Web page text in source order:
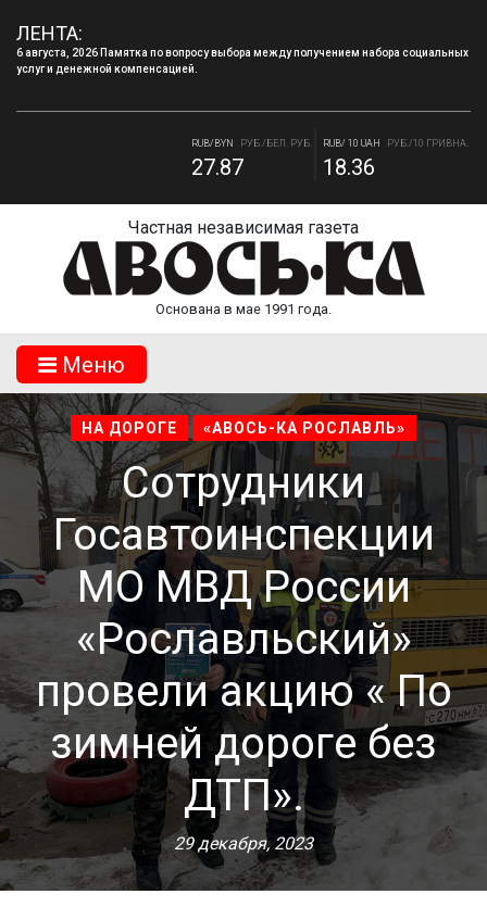
ЛЕНТА:
6 августа, 2026 Памятка по вопросу выбора между получением набора социальных
услуг и денежной компенсацией.
82.17
RUB/BYN РУБ./БЕЛ. РУБ.
27.87
RUB/ 10 UAH РУБ./10 ГРИВНА.
18.36
Частная независимая газета
Основана в мае 1991 года.
Mеню
НА ДОРОГЕ «АВОСЬ-КА РОСЛАВЛЬ»
Сотрудники
Госавтоинспекции
МО МВД России
«Рославльский»
провели акцию « По
зимней дороге без
ДТП».
29 декабря, 2023